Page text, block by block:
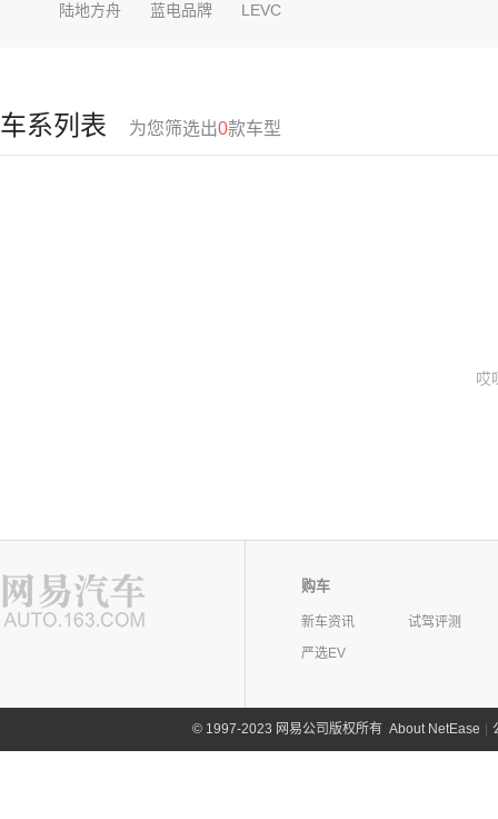
陆地方舟 蓝电品牌 LEVC
车系列表 为您筛选出0款车型
哎
购车
新车资讯
试驾评测
严选EV
©1997-2023 网易公司版权所有 About NetEase